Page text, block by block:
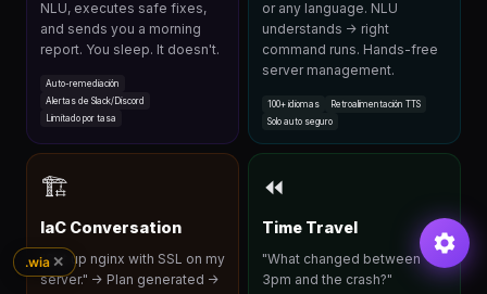
NLU, executes safe fixes,
and sends you a morning
report. You sleep. It doesn't.
Auto-remediación
Alertas de Slack/Discord
Limitado por tasa
or any language. NLU
understands → right
command runs. Hands-free
server management.
100+ idiomas
Retroalimentación TTS
Solo auto seguro
🏗
IaC Conversation
"Set up nginx with SSL on my
server." → Plan generated →
⏪
Time Travel
"What changed between
3pm and the crash?"
.wia ✕